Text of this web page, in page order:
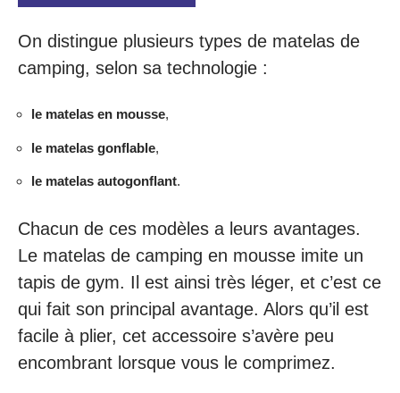
On distingue plusieurs types de matelas de
camping, selon sa technologie :
le matelas en mousse,
le matelas gonflable,
le matelas autogonflant.
Chacun de ces modèles a leurs avantages.
Le matelas de camping en mousse imite un
tapis de gym. Il est ainsi très léger, et c’est ce
qui fait son principal avantage. Alors qu’il est
facile à plier, cet accessoire s’avère peu
encombrant lorsque vous le comprimez.